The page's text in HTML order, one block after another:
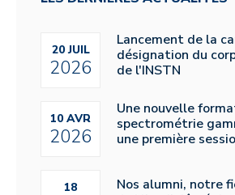
20 JUIL
2026
Lancement de la
désignation du
de l'INSTN
10 AVR
2026
Une nouvelle
spectrométrie
une première
18
Nos alumni, notre